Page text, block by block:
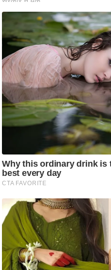
ध
र्म
ज्यो
ति
ष
प्र
भु
म
हि
ध
र्म
स्थ
ल
व्र
त
त्यो
हा
र